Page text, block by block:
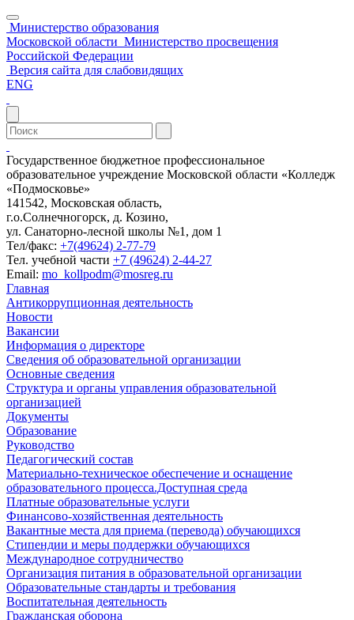
Министерство образования
Московской области Министерство просвещения
Российской Федерации
Версия сайта для слабовидящих
ENG
Государственное бюджетное профессиональное
образовательное учреждение Московской области «Колледж
«Подмосковье»
141542, Московская область,
г.о.Солнечногорск, д. Козино,
ул. Санаторно-лесной школы №1, дом 1
Тел/факс: +7(49624) 2-77-79
Тел. учебной части +7 (49624) 2-44-27
Email: mo_kollpodm@mosreg.ru
Главная
Антикоррупционная деятельность
Новости
Вакансии
Информация о директоре
Сведения об образовательной организации
Основные сведения
Структура и органы управления образовательной
организацией
Документы
Образование
Руководство
Педагогический состав
Материально-техническое обеспечение и оснащение
образовательного процесса.Доступная среда
Платные образовательные услуги
Финансово-хозяйственная деятельность
Вакантные места для приема (перевода) обучающихся
Стипендии и меры поддержки обучающихся
Международное сотрудничество
Организация питания в образовательной организации
Образовательные стандарты и требования
Воспитательная деятельность
Гражданская оборона